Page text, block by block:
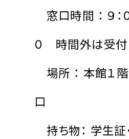
窓口時間 ： ９：
０ 時間外は受付
場所 ： 本館１
口
持ち物： 学生証